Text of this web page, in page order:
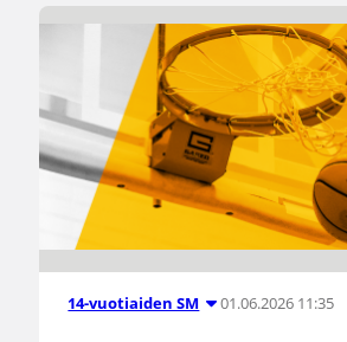
14-vuotiaiden SM 01.06.2026 11:35